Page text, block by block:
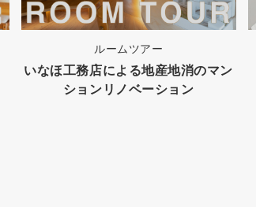
ルームツアー
いなほ工務店による地産地消のマン
ションリノベーション